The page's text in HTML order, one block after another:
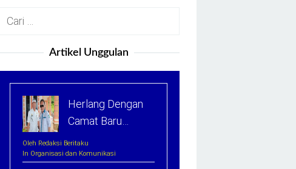
Cari
Artikel Unggulan
Herlang Dengan
Camat Baru…
Oleh Redaksi Beritaku
In Organisasi dan Komunikasi